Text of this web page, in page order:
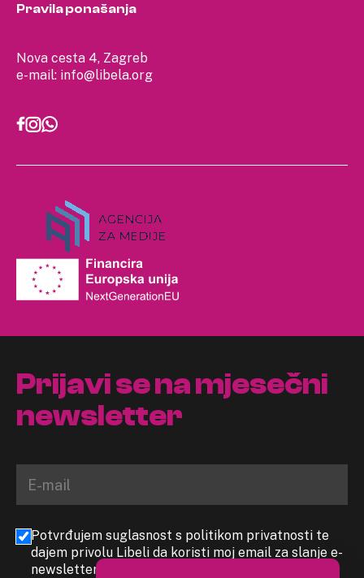
Nova cesta 4, Zagreb
e-mail: info@libela.org
Pravila ponašanja
Prijavi se na mjesečni
newsletter
Potvrđujem suglasnost s politikom privatnosti te
dajem privolu Libeli da koristi moj email za slanje e-
newslettera